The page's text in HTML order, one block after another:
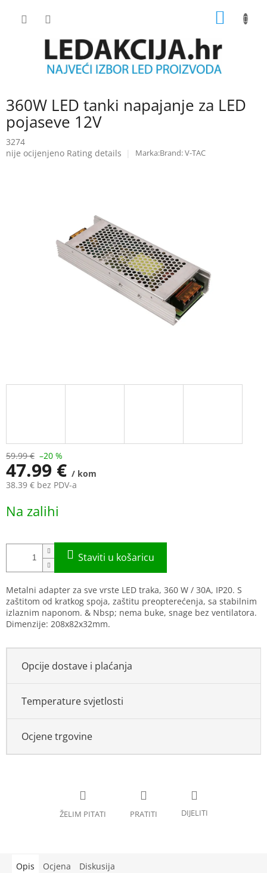
360W LED tanki napajanje za LED
pojaseve 12V
3274
The
nije ocijenjeno Rating details Brand:V-TAC
59.99 € –20 %
47.99 € / kom
38.39 € bez PDV-a
price:
Na zalihi
Metalni adapter za sve vrste LED traka, 360 W / 30A, IP20. S
zaštitom od kratkog spoja, zaštitu preopterećenja, sa stabilnim
izlaznim naponom. & Nbsp; nema buke, snage bez ventilatora.
Dimenzije: 208x82x32mm.
Opcije dostave i plaćanja
Temperature svjetlosti
Ocjene trgovine
Opis Ocjena Diskusija